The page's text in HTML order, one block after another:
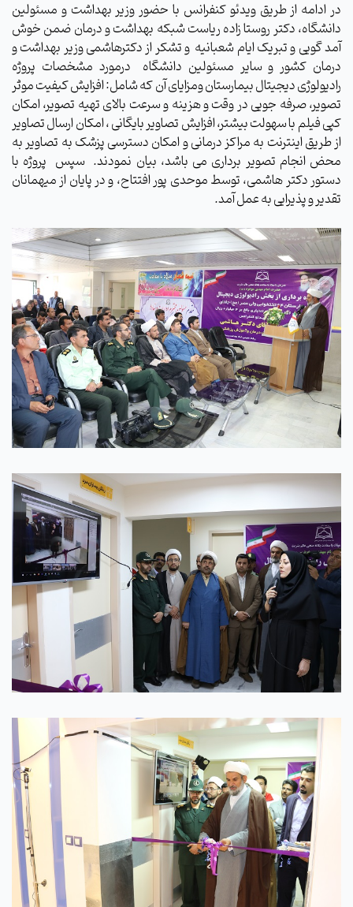
در ادامه از طریق ویدئو کنفرانس با حضور وزیر بهداشت و مسئولین
دانشگاه، دکتر روستا زاده ریاست شبکه بهداشت و درمان ضمن خوش
آمد گویی و تبریک ایام شعبانیه و تشکر از دکترهاشمی وزیر بهداشت و
درمان کشور و سایر مسئولین دانشگاه درمورد مشخصات پروژه
رادیولوژی دیجیتال بیمارستان ومزایای آن که شامل: افزایش کیفیت موثر
تصویر، صرفه جویی در وقت و هزینه و سرعت بالای تهیه تصویر، امکان
کپی فیلم با سهولت بیشتر، افزایش تصاویر بایگانی ، امکان ارسال تصاویر
از طریق اینترنت به مراکز درمانی و امکان دسترسی پزشک به تصاویر به
محض انجام تصویر برداری می باشد، بیان نمودند. سپس پروژه با
دستور دکتر هاشمی، توسط موحدی پور افتتاح، و در پایان از میهمانان
تقدیر و پذیرایی به عمل آمد.